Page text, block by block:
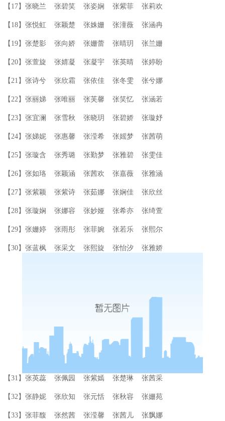
【17】张晓兰 张碧笑 张姿娴 张紫菲 张莉欢
【18】张悦虹 张颖楚 张姝姗 张潼薇 张涵冉
【19】张楚影 张向娇 张姗蕾 张晴玥 张兰姗
【20】张萱旋 张婧凝 张凝宇 张英晴 张婷盼
【21】张诗兮 张欣霜 张依佳 张冬雯 张兮娜
【22】张丽娣 张唯丽 张芙馨 张笑忆 张涵若
【23】张宜澜 张雪秋 张晓玥 张碧娇 张璇妤
【24】张娣妮 张惠馨 张滢希 张媱梦 张茜萌
【25】张璇含 张秀璐 张勤梦 张雅碧 张雯佳
【26】张如珞 张颖涵 张茜欢 张嘉薇 张雅涵
【27】张紫颖 张紫诗 张茹娜 张娴佳 张欣丝
【28】张璇娴 张娜容 张妙娅 张希亦 张绮萱
【29】张姗婷 张雨彤 张菲婉 张若乐 张熙尔
【30】张蓝枫 张采文 张熙旋 张怡汐 张雅娇
【31】张英蕊 张佩园 张紫嫣 张楚琳 张茜采
【32】张静妮 张欣知 张元恬 张秋容 张姗苑
【33】张菲馥 张然茜 张滢馨 张茜儿 张飘娜